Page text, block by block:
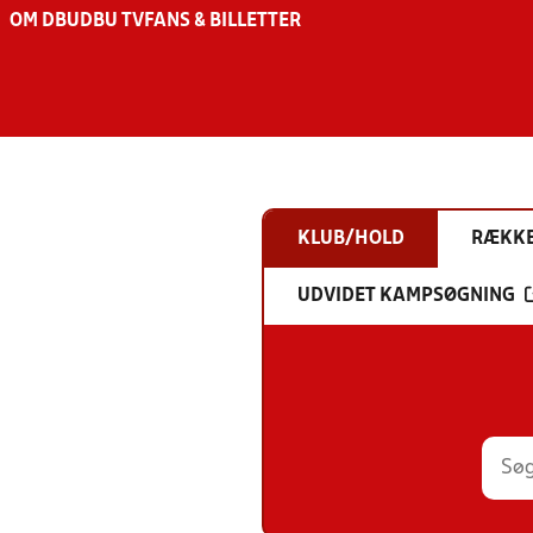
OM DBU DBU TV FANS & BILLETTER
KLUB/HOLD
UDVIDET KAMPSØGNING